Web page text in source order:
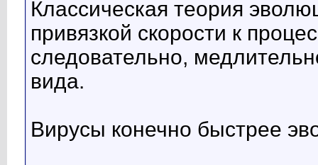
Классическая теория
привязкой скорости к
следовательно,
вида.
Вирусы конечно быстрее